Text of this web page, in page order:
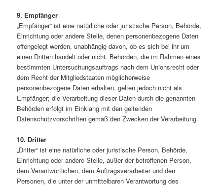
9. Empfänger
„Empfänger“ ist eine natürliche oder juristische Person, Behörde,
Einrichtung oder andere Stelle, denen personenbezogene Daten
offengelegt werden, unabhängig davon, ob es sich bei ihr um
einen Dritten handelt oder nicht. Behörden, die im Rahmen eines
bestimmten Untersuchungsauftrags nach dem Unionsrecht oder
dem Recht der Mitgliedstaaten möglicherweise
personenbezogene Daten erhalten, gelten jedoch nicht als
Empfänger; die Verarbeitung dieser Daten durch die genannten
Behörden erfolgt im Einklang mit den geltenden
Datenschutzvorschriften gemäß den Zwecken der Verarbeitung.
10. Dritter
„Dritter“ ist eine natürliche oder juristische Person, Behörde,
Einrichtung oder andere Stelle, außer der betroffenen Person,
dem Verantwortlichen, dem Auftragsverarbeiter und den
Personen, die unter der unmittelbaren Verantwortung des